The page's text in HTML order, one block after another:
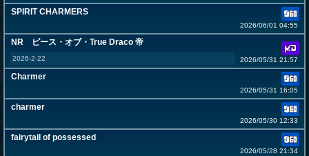
SPIRIT CHARMERS
2026/06/01 04:55
NR ピース・オブ・True Draco 帝
2026-2-22 2026/05/31 21:57
Charmer
2026/05/31 16:05
charmer
2026/05/30 12:33
fairytail of possessed
2026/05/28 21:34